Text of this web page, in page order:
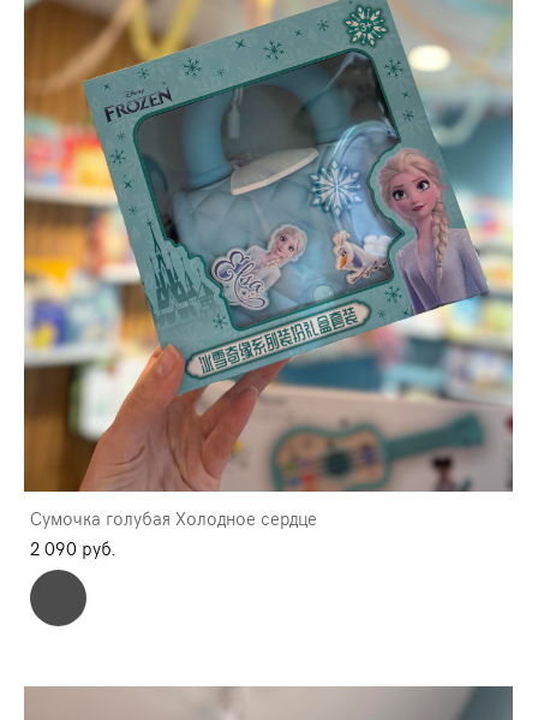
Сумочка голубая Холодное сердце
2 090 pуб.